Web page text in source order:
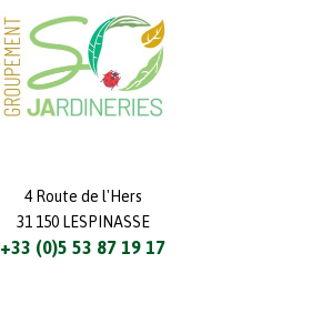
4 Route de l'Hers
31 150 LESPINASSE
+33 (0)5 53 87 19 17